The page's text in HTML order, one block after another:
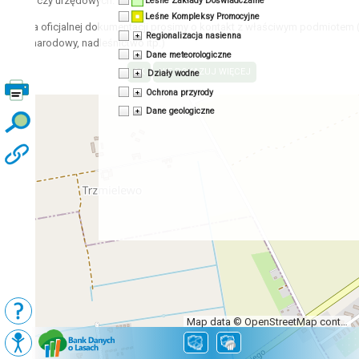
Map data © OpenStreetMap contributors, CC-BY-SA
Podkłady Mapy BDL
Leśne Kompleksy Promocyjne
Regionalizacja nasienna
Dane meteorologiczne
Działy wodne
Ochrona przyrody
Dane geologiczne
oficjalnej dokumentacji prosimy o kontakt z właściwym podmiotem
park narodowy, nadleśnictwo itp.)